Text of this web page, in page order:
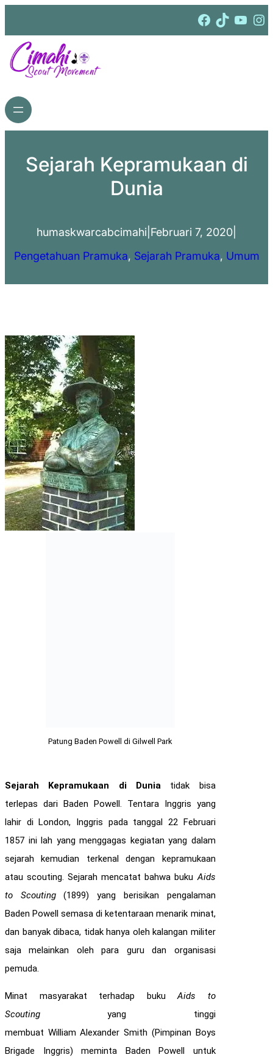
Facebook TikTok YouTube Instagram
Sejarah Kepramukaan di
Dunia
humaskwarcabcimahi Februari 7, 2020
Pengetahuan Pramuka, Sejarah Pramuka, Umum
Patung Baden Powell di Gilwell Park
Sejarah Kepramukaan di Duniatidak bisa
terlepas dari Baden Powell. Tentara Inggris yang
lahir di London, Inggris pada tanggal 22 Februari
1857 ini lah yang menggagas kegiatan yang dalam
sejarah kemudian terkenal dengan kepramukaan
atau scouting. Sejarah mencatat bahwa bukuAids
to Scouting(1899) yang berisikan pengalaman
Baden Powell semasa di ketentaraan menarik minat,
dan banyak dibaca, tidak hanya oleh kalangan militer
saja melainkan oleh para guru dan organisasi
pemuda.
Minat masyarakat terhadap bukuAids to
Scouting yang tinggi
membuat William Alexander Smith (Pimpinan Boys
Brigade Inggris) meminta Baden Powell untuk